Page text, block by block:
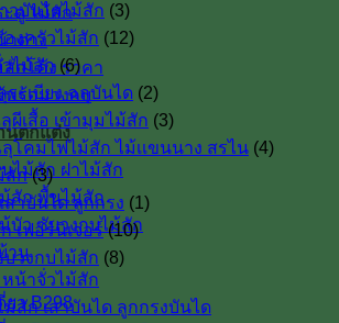
ะตู ไม้สัก
าต่าง
สักโค้ง ราคา
พร้อมวงกบ
นตกแต่ง
นไม้สัก ฝาไม้สัก
ม้สัก พื้นไม้สัก
บัว ซับวงกบไม้สัก
าน
น้าจั่วไม้สัก
ม้สัก เสาบันได ลูกกรงบันได
วบันไดไม้สัก (3)
งครัวไม้สัก (12)
ไม้สัก (6)
ระเบียง ฉลุบันได (2)
ผีเสื้อ เข้ามุมไม้สัก (3)
โคมไฟไม้สัก ไม้เเขนนาง สรไน (4)
สัก (3)
สาบันใด ลูกกรง (1)
เฟอร์นิเจอร์ (10)
วงกบไม้สัก (8)